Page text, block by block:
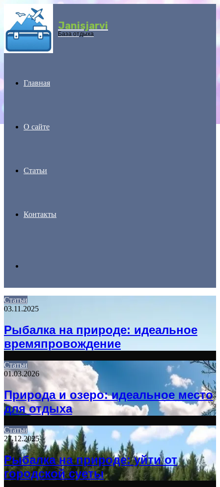
Menu Janisjarvi
База отдыха
Главная
О сайте
Статьи
Контакты
for
Статьи
03.11.2025
Рыбалка на природе: идеальное
времяпровождение
Статьи
01.03.2026
Природа и озеро: идеальное место
для отдыха
Статьи
27.12.2025
Рыбалка на природе: уйти от
городской суеты